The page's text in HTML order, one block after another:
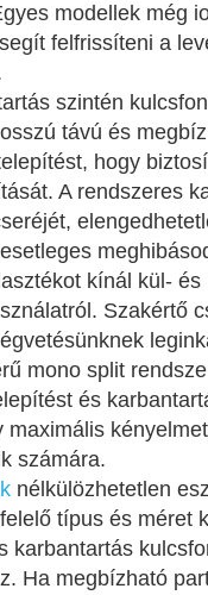
modellek még
felfrissíteni a
szintén
távú és
hogy
A rendszeres
kínál kül-
Szakértő
mono split
és
maximális
számára.
nélkülözhetetlen
típus és méret
karbantartás
Ha megbízható